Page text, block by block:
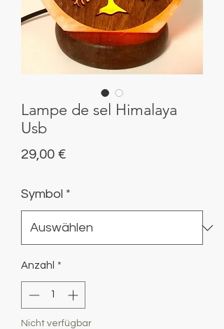
Lampe de sel Himalaya
Usb
29,00 €Preis
Symbol *
Anzahl *
Nicht verfügbar